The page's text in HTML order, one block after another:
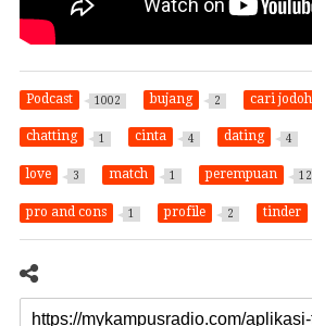
Podcast 1002 bujang 2 cari jodoh
chatting 1 cinta 4 dating 4
love 3 match 1 perempuan 12
pro and cons 1 profile 2 tinder